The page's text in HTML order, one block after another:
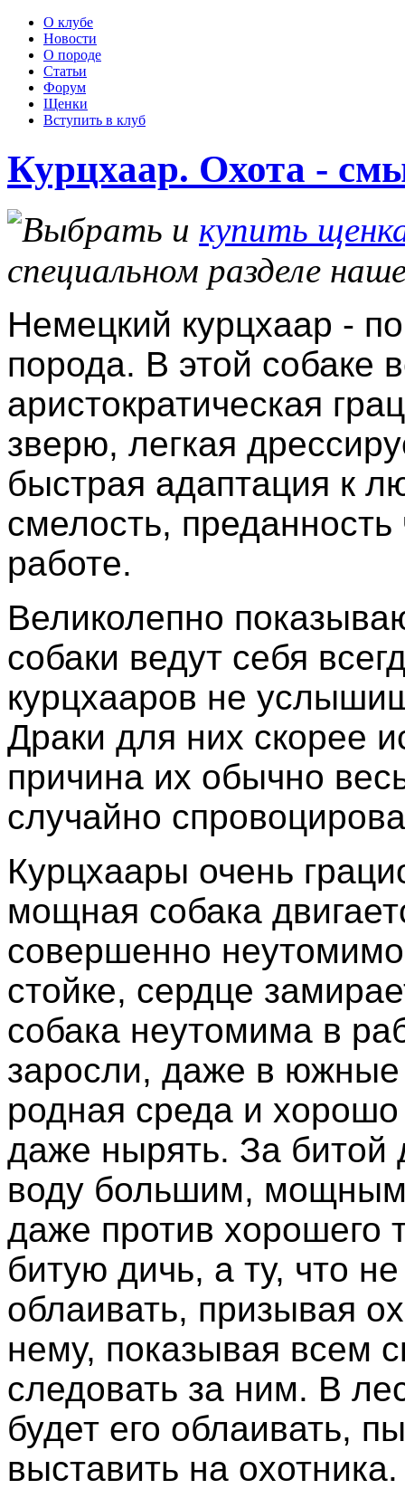
О клубе
Новости
О породе
Статьи
Форум
Щенки
Вступить в клуб
Курцхаар. Охота -
Выбрать и купить
специальном разделе
Немецкий курцхаар -
порода. В этой собаке
аристократическая
зверю, легкая
быстрая адаптация к
смелость,
работе.
Великолепно
собаки ведут себя
курцхааров не
Драки для них скорее
причина их обычно
случайно
Курцхаары очень
мощная собака
совершенно
стойке, сердце
собака неутомима в
заросли, даже в
родная среда и
даже нырять. За битой
воду большим,
даже против хорошего
битую дичь, а ту, что
облаивать, призывая
нему, показывая всем
следовать за ним. В
будет его облаивать,
выставить на охотника.